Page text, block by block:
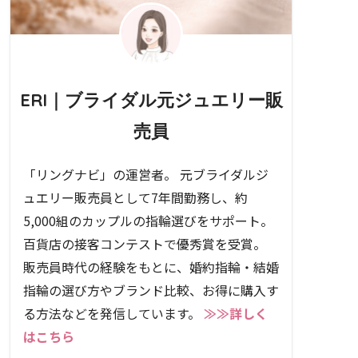
ERI｜ブライダル元ジュエリー販
売員
「リングナビ」の運営者。 元ブライダルジ
ュエリー販売員として7年間勤務し、約
5,000組のカップルの指輪選びをサポート。
百貨店の接客コンテストで優秀賞を受賞。
販売員時代の経験をもとに、婚約指輪・結婚
指輪の選び方やブランド比較、お得に購入す
る方法などを発信しています。 ≫≫詳しく
はこちら